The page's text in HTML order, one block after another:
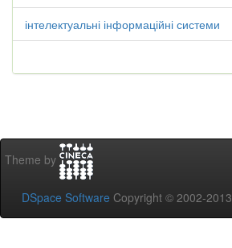
інтелектуальні інформаційні системи
Theme by
DSpace Software Copyright © 2002-2013